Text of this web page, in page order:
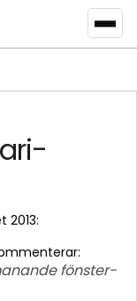
2013:
fönster-